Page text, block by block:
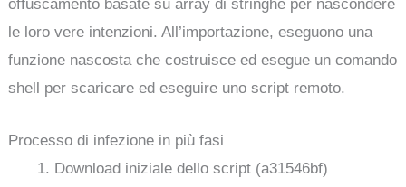
offuscamento basate su array di stringhe per nascondere
le loro vere intenzioni. All’importazione, eseguono una
funzione nascosta che costruisce ed esegue un comando
shell per scaricare ed eseguire uno script remoto.
Processo di infezione in più fasi
Download iniziale dello script (a31546bf)